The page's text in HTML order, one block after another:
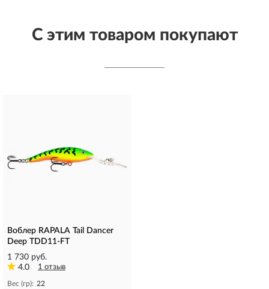
С этим товаром покупают
Воблер RAPALA Tail Dancer
Deep TDD11-FT
1 730 руб.
4.0
1 отзыв
Вес (гр): 22